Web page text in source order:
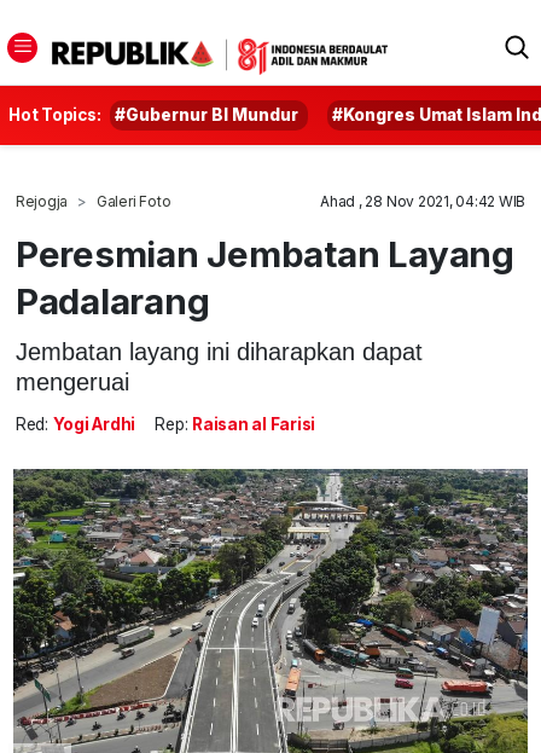
Hot Topics: #Gubernur BI Mundur #Kongres Umat Islam
Rejogja Galeri Foto Ahad , 28 Nov 2021, 04:42 WIB
Peresmian Jembatan Layang
Padalarang
Jembatan layang ini diharapkan dapat
mengeruai
Red: Yogi Ardhi Rep: Raisan al Farisi